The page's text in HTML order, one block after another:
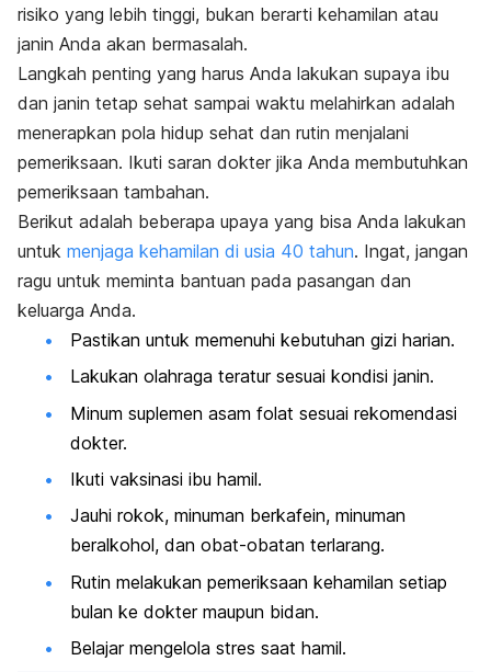
risiko yang lebih tinggi, bukan berarti kehamilan atau
janin Anda akan bermasalah.
Langkah penting yang harus Anda lakukan supaya ibu
dan janin tetap sehat sampai waktu melahirkan adalah
menerapkan pola hidup sehat dan rutin menjalani
pemeriksaan. Ikuti saran dokter jika Anda membutuhkan
pemeriksaan tambahan.
Berikut adalah beberapa upaya yang bisa Anda lakukan
untuk menjaga kehamilan di usia 40 tahun. Ingat, jangan
ragu untuk meminta bantuan pada pasangan dan
keluarga Anda.
Pastikan untuk memenuhi kebutuhan gizi harian.
Lakukan olahraga teratur sesuai kondisi janin.
Minum suplemen asam folat sesuai rekomendasi
dokter.
Ikuti vaksinasi ibu hamil.
Jauhi rokok, minuman berkafein, minuman
beralkohol, dan obat-obatan terlarang.
Rutin melakukan pemeriksaan kehamilan setiap
bulan ke dokter maupun bidan.
Belajar mengelola stres saat hamil.